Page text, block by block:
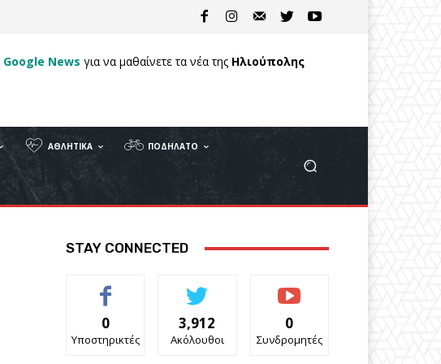
Google News για να μαθαίνετε τα νέα της Ηλιούπολης
ΑΘΛΗΤΙΚΆ ΠΟΔΉΛΑΤΟ
STAY CONNECTED
0
Υποστηρικτές
3,912
Ακόλουθοι
0
Συνδρομητές